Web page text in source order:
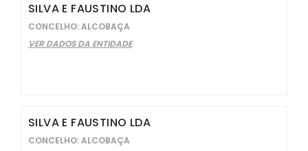
SILVA E FAUSTINO LDA
CONCELHO: ALCOBAÇA
VER DADOS DA ENTIDADE
SILVA E FAUSTINO LDA
CONCELHO: ALCOBAÇA